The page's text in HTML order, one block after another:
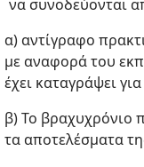
να συνοδεύονται
α) αντίγραφο
με αναφορά του
έχει καταγράψει
β) Το βραχυχρόνιο
τα αποτελέσματα